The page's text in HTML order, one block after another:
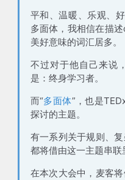
平和、温暖、乐观、
多面体，我相信在描
美好意味的词汇居多。
不过对于他自己来说
是：终身学习者。
而“多面体”，也是
探讨的主题。
有一系列关于规则、
都将借由这一主题串联
在本次大会中，麦客